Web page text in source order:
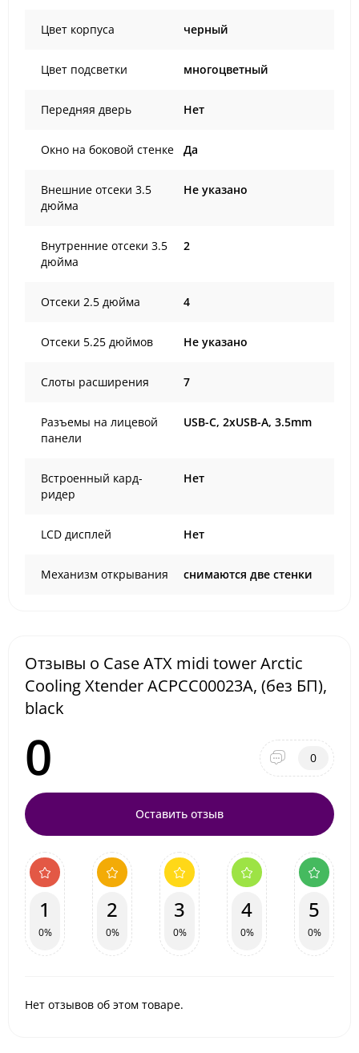
Цвет корпуса черный
Цвет подсветки многоцветный
Передняя дверь Нет
Окно на боковой стенке Да
Внешние отсеки 3.5
дюйма
Не указано
Внутренние отсеки 3.5
дюйма
2
Отсеки 2.5 дюйма 4
Отсеки 5.25 дюймов Не указано
Слоты расширения 7
Разъемы на лицевой
панели
USB-C, 2xUSB-A, 3.5mm
Встроенный кард-
ридер
Нет
LCD дисплей Нет
Механизм открывания снимаются две стенки
Отзывы о Case ATX midi tower Arctic
Cooling Xtender ACPCC00023A, (без БП),
black
0 0
Оставить отзыв
1
0%
2
0%
3
0%
4
0%
5
0%
Нет отзывов об этом товаре.